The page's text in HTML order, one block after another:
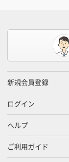
新規会員登録
ログイン
ヘルプ
ご利用ガイド